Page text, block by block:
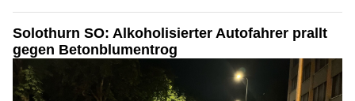
Solothurn SO: Alkoholisierter Autofahrer prallt
gegen Betonblumentrog